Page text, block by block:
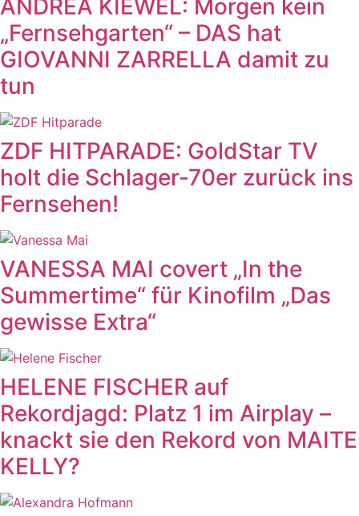
ANDREA KIEWEL: Morgen kein
„Fernsehgarten“ – DAS hat
GIOVANNI ZARRELLA damit zu
tun
ZDF HITPARADE: GoldStar TV
holt die Schlager-70er zurück ins
Fernsehen!
VANESSA MAI covert „In the
Summertime“ für Kinofilm „Das
gewisse Extra“
HELENE FISCHER auf
Rekordjagd: Platz 1 im Airplay –
knackt sie den Rekord von MAITE
KELLY?